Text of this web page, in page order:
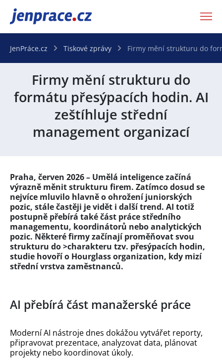
JenPráce.cz
JenPráce.cz Tiskové zprávy Firmy mění strukturu do
Firmy mění strukturu do
formátu přesýpacích hodin. AI
zeštíhluje střední
management organizací
Praha, červen 2026 – Umělá inteligence začíná
výrazně měnit strukturu firem. Zatímco dosud se
nejvíce mluvilo hlavně o ohrožení juniorských
pozic, stále častěji je vidět i další trend. AI totiž
postupně přebírá také část práce středního
managementu, koordinátorů nebo analytických
pozic. Některé firmy začínají proměňovat svou
strukturu do >charakteru tzv. přesýpacích hodin,
studie hovoří o Hourglass organization, kdy mizí
střední vrstva zaměstnanců.
AI přebírá část manažerské práce
Moderní AI nástroje dnes dokážou vytvářet reporty,
připravovat prezentace, analyzovat data, plánovat
projekty nebo koordinovat úkoly.